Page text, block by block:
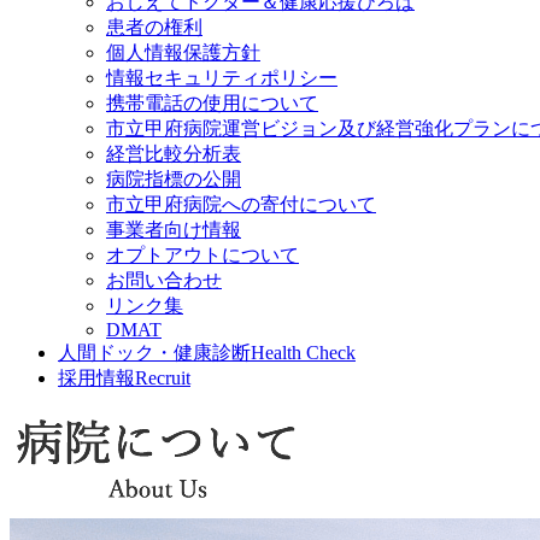
患者の権利
個人情報保護方針
情報セキュリティポリシー
携帯電話の使用について
市立甲府病院運営ビジョン及び経営強化プランに
経営比較分析表
病院指標の公開
市立甲府病院への寄付について
事業者向け情報
オプトアウトについて
お問い合わせ
リンク集
DMAT
人間ドック・健康診断Health Check
採用情報Recruit